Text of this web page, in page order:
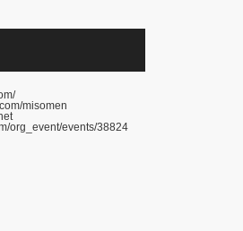
misomen
org_event/events/38824